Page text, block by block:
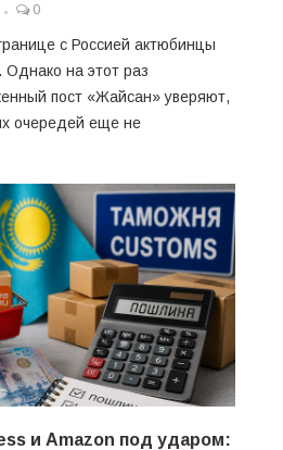
0
с Россией актюбинцы
Однако на этот раз
пост «Жайсан» уверяют,
очередей еще не
и Amazon под ударом: